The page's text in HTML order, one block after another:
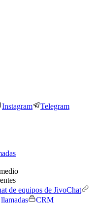
Instagram Telegram
de equipos de JivoChat
CRM